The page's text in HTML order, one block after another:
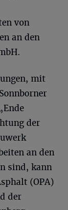
von
an den
mit
der
an den
sind, kann
(OPA)
der